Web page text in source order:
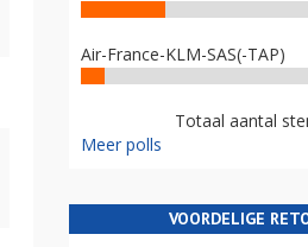
Air-France-KLM-SAS(-TAP)
Totaal aantal
Meer polls
VOORDELIGE